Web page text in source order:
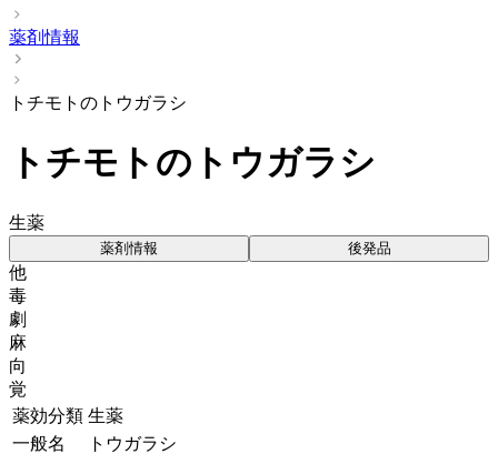
薬剤情報
トチモトのトウガラシ
トチモトのトウガラシ
生薬
薬剤情報 後発品
他
毒
劇
麻
向
覚
薬効分類 生薬
一般名
トウガラシ